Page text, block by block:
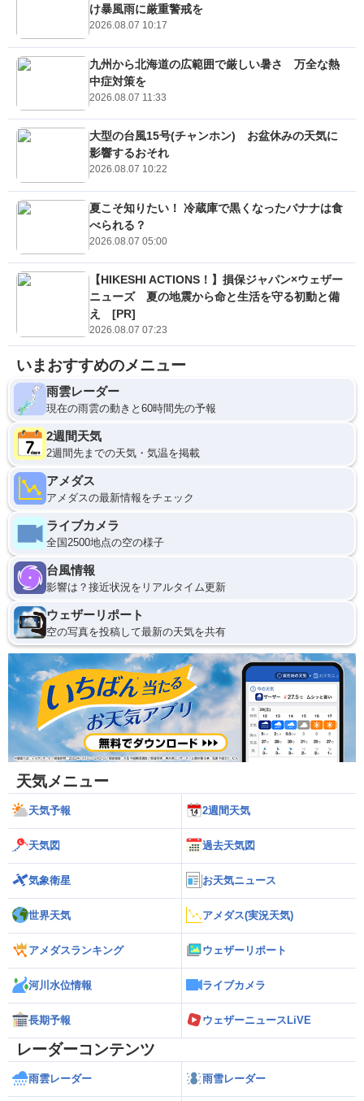
け暴風雨に厳重警戒を
2026.08.07 10:17
九州から北海道の広範囲で厳しい暑さ 万全な熱
中症対策を
2026.08.07 11:33
大型の台風15号(チャンホン) お盆休みの天気に
影響するおそれ
2026.08.07 10:22
夏こそ知りたい！ 冷蔵庫で黒くなったバナナは食
べられる？
2026.08.07 05:00
【HIKESHI ACTIONS！】損保ジャパン×ウェザー
ニューズ 夏の地震から命と生活を守る初動と備
え [PR]
2026.08.07 07:23
いまおすすめのメニュー
雨雲レーダー
現在の雨雲の動きと60時間先の予報
2週間天気
2週間先までの天気・気温を掲載
アメダス
アメダスの最新情報をチェック
ライブカメラ
全国2500地点の空の様子
台風情報
影響は？接近状況をリアルタイム更新
ウェザーリポート
空の写真を投稿して最新の天気を共有
天気メニュー
天気予報 2週間天気
天気図 過去天気図
気象衛星 お天気ニュース
世界天気 アメダス(実況天気)
アメダスランキング ウェザーリポート
河川水位情報 ライブカメラ
長期予報 ウェザーニュースLiVE
レーダーコンテンツ
雨雲レーダー 雨雪レーダー